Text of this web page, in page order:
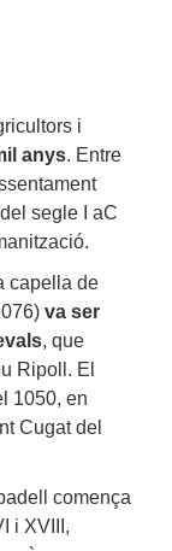
i
anys. Entre
segle I aC
capella de
va ser
, que
Ripoll. El
1050, en
Cugat del
comença
i XVIII,